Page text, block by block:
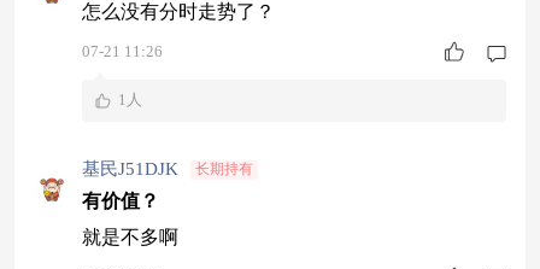
怎么没有分时走势了？
07-21 11:26
1人
基民J51DJK 长期持有
有价值？
就是不多啊